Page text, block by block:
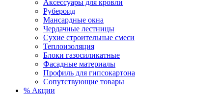
Аксессуары для кровли
Рубероид
Мансардные окна
Чердачные лестницы
Сухие строительные смеси
Теплоизоляция
Блоки газосиликатные
Фасадные материалы
Профиль для гипсокартона
Сопутствующие товары
% Акции